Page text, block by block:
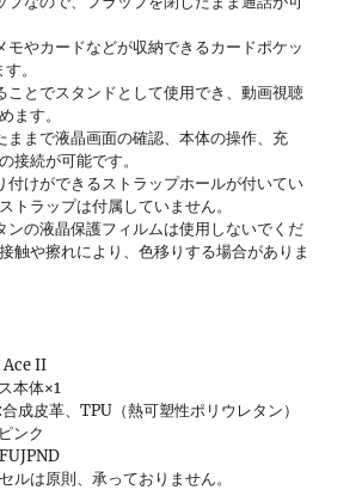
モやカードなどが収納できるカードポケッ
。
ことでスタンドとして使用でき、動画視聴
ます。
ままで液晶画面の確認、本体の操作、充
接続が可能です。
付けができるストラップホールが付いてい
トラップは付属していません。
ンの液晶保護フィルムは使用しないでくだ
触や擦れにより、色移りする場合がありま
Ace II
本体×1
成皮革、TPU（熱可塑性ポリウレタン）
ンク
ルは原則、承っておりません。